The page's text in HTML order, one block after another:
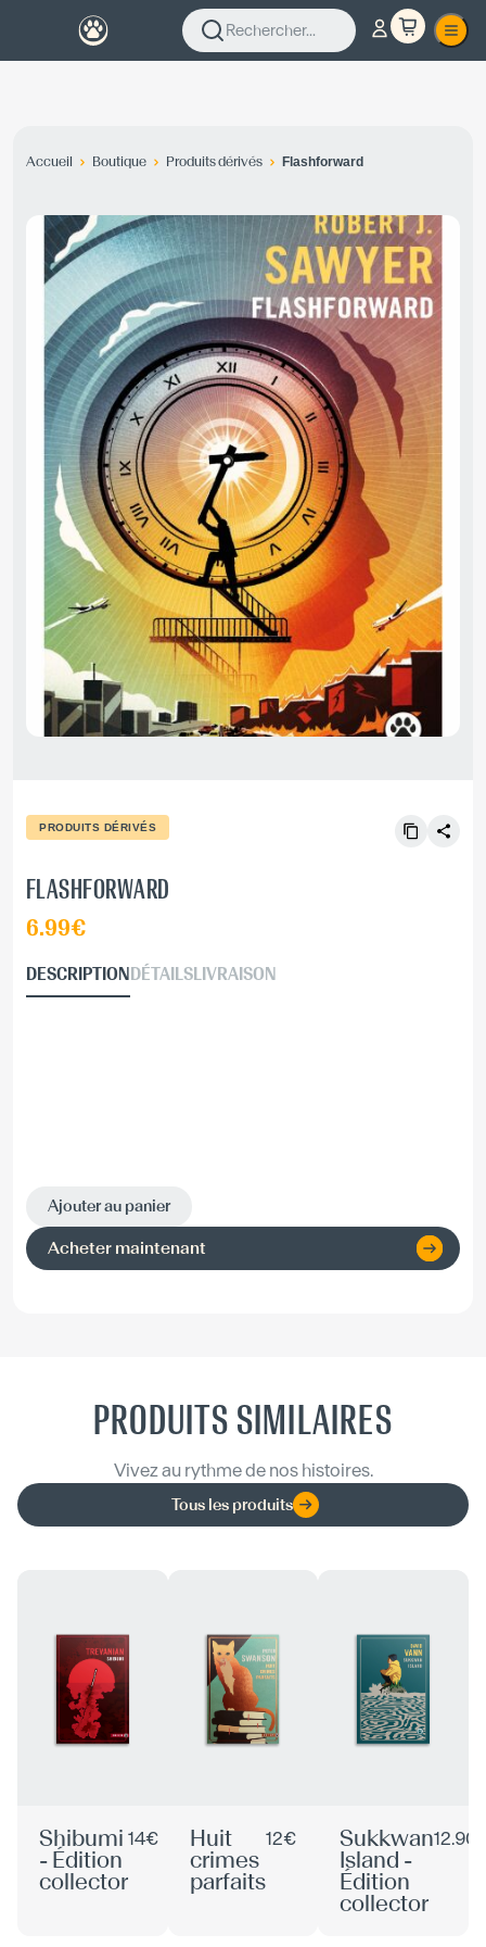
Rechercher...
Accueil Boutique Produits dérivés Flashforward
PRODUITS DÉRIVÉS
FLASHFORWARD
6.99€
DESCRIPTIONDÉTAILSLIVRAISON
Ajouter au panier
Acheter maintenant
PRODUITS SIMILAIRES
Vivez au rythme de nos histoires.
Tous les produits
Shibumi
- Édition
collector
14€
Huit
crimes
parfaits
12€
Sukkwan
Island -
Édition
collector